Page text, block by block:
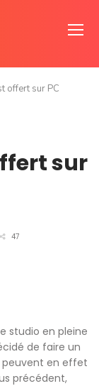
offert sur PC
sur
47
studio en pleine
de faire un
peuvent en effet
précédent,